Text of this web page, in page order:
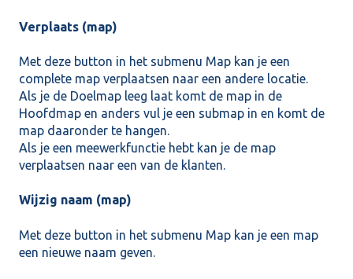
Verplaats (map)
Met deze button in het submenu Map kan je een
complete map verplaatsen naar een andere locatie.
Als je de Doelmap leeg laat komt de map in de
Hoofdmap en anders vul je een submap in en komt de
map daaronder te hangen.
Als je een meewerkfunctie hebt kan je de map
verplaatsen naar een van de klanten.
Wijzig naam (map)
Met deze button in het submenu Map kan je een map
een nieuwe naam geven.